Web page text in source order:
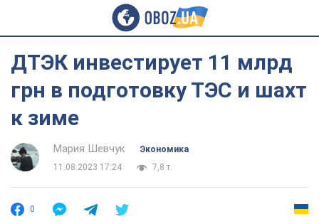
ДТЭК инвестирует 11 млрд
грн в подготовку ТЭС и шахт
к зиме
Мария Шевчук
Экономика
11.08.2023 17:24
7,8 т.
0